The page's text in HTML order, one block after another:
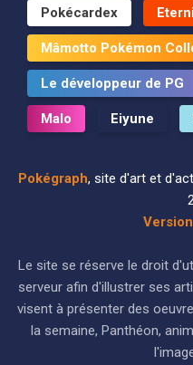
Pokécardex
Mâmotto Pokémon
Le développeur de PG
Malo Eiyune
Pokégraph, site d'art et
Le site se réserve le droit
serveur afin d'illustrer ses
visent à présenter des
la semaine, Panthéon,